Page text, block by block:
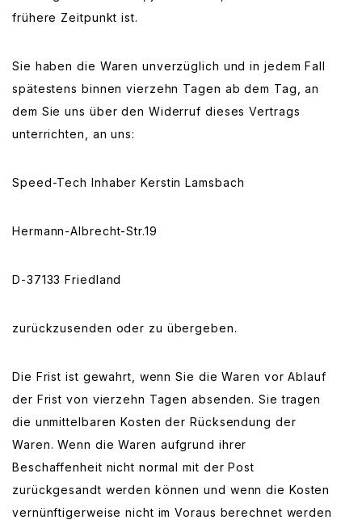
frühere Zeitpunkt ist.
Sie haben die Waren unverzüglich und in jedem Fall
spätestens binnen vierzehn Tagen ab dem Tag, an
dem Sie uns über den Widerruf dieses Vertrags
unterrichten, an uns:
Speed-Tech Inhaber Kerstin Lamsbach
Hermann-Albrecht-Str.19
D-37133 Friedland
zurückzusenden oder zu übergeben.
Die Frist ist gewahrt, wenn Sie die Waren vor Ablauf
der Frist von vierzehn Tagen absenden. Sie tragen
die unmittelbaren Kosten der Rücksendung der
Waren. Wenn die Waren aufgrund ihrer
Beschaffenheit nicht normal mit der Post
zurückgesandt werden können und wenn die Kosten
vernünftigerweise nicht im Voraus berechnet werden